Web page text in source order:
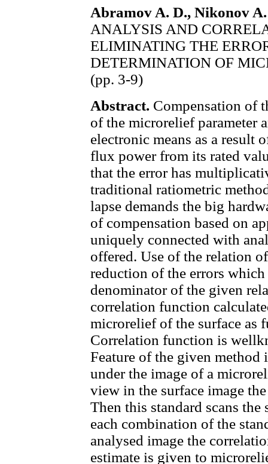
Abramov A. D., Nikonov
ANALYSIS AND
ELIMINATING THE
DETERMINATION OF
(pp. 3-9)
Abstract. Compensation of
of the microrelief parameter
electronic means as a result
flux power from its rated
that the error has
traditional ratiometric
lapse demands the big
of compensation based on
uniquely connected with
offered. Use of the relation
reduction of the errors
denominator of the given
correlation function
microrelief of the surface as
Correlation function is
Feature of the given
under the image of a
view in the surface image
Then this standard scans
each combination of the
analysed image the
estimate is given to